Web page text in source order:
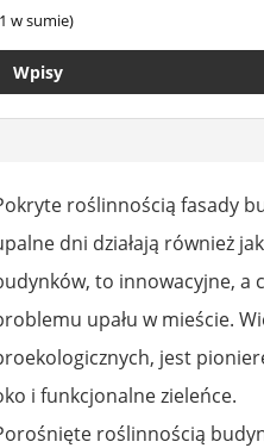
w sumie)
Wpisy
roślinnością fasady
dni działają również
to innowacyjne, a
upału w mieście.
jest
i funkcjonalne zieleńce.
roślinnością